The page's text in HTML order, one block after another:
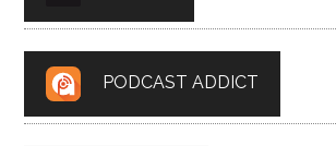
PODCAST ADDICT